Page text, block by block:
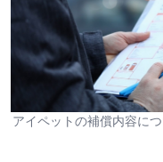
アイペットの補償内容に